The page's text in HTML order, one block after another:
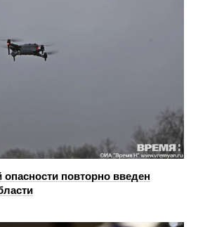
повторно введен